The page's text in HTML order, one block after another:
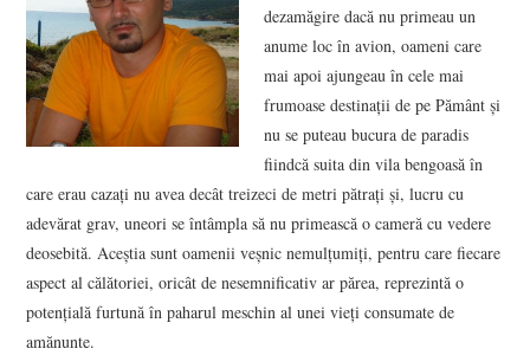
CONTRAPAGINI
CARTE & FILM
SUSPANS
NUMĂRUL 48 /
MARTIE 2018
NUMĂRUL 49 /
dezamăgire dacă nu primeau un
anume loc în avion, oameni care
mai apoi ajungeau în cele mai
frumoase destinaţii de pe Pământ şi
nu se puteau bucura de paradis
fiindcă suita din vila bengoasă în
care erau cazaţi nu avea decât treizeci de metri pătraţi şi, lucru cu
adevărat grav, uneori se întâmpla să nu primească o cameră cu vedere
deosebită. Aceştia sunt oamenii veşnic nemulţumiţi, pentru care fiecare
aspect al călătoriei, oricât de nesemnificativ ar părea, reprezintă o
potenţială furtună în paharul meschin al unei vieţi consumate de
amănunte.